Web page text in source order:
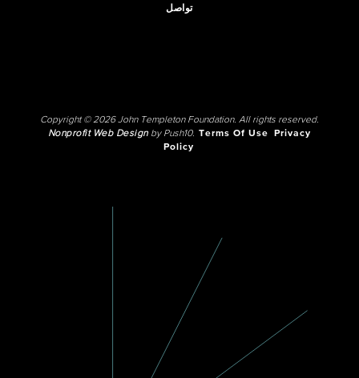
تواصل
Copyright © 2026 John Templeton Foundation. All rights reserved.
Nonprofit Web Designby Push10. Terms Of Use
Privacy
Policy